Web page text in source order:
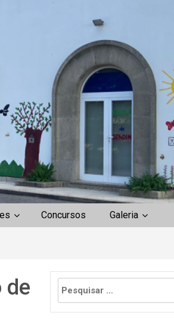
Concursos Galeria
de
Pesquisar